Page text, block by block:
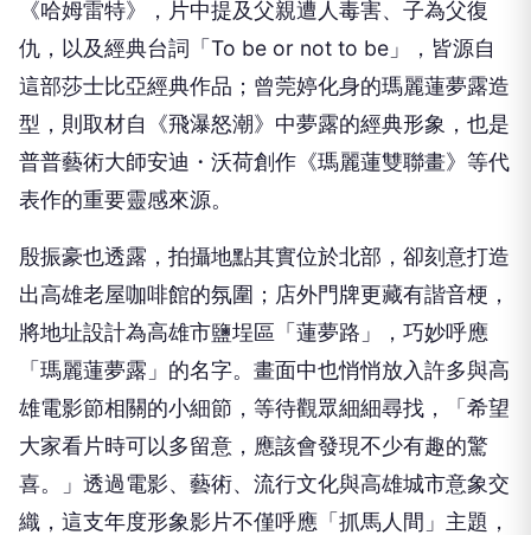
《哈姆雷特》，片中提及父親遭人毒害、子為父復
仇， 以及經典台詞「To be or not to be」，皆源自
這部莎士比亞經典作品； 曾莞婷化身的瑪麗蓮夢露造
型，則取材自《飛瀑怒潮》 中夢露的經典形象，也是
普普藝術大師安迪・沃荷創作《瑪麗蓮雙聯畫》等代
表作的重要靈感來源。
殷振豪也透露，拍攝地點其實位於北部， 卻刻意打造
出高雄老屋咖啡館的氛圍；店外門牌更藏有諧音梗，
將地址設計為高雄市鹽埕區「蓮夢路」，巧妙呼應
「瑪麗蓮夢露」 的名字。畫面中也悄悄放入許多與高
雄電影節相關的小細節， 等待觀眾細細尋找，「希望
大家看片時可以多留意， 應該會發現不少有趣的驚
喜。」透過電影、藝術、 流行文化與高雄城市意象交
織，這支年度形象影片不僅呼應「抓馬人間」主題，